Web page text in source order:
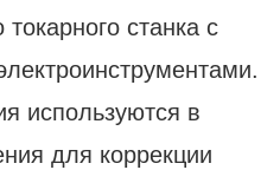
станка с
используются в
для коррекции